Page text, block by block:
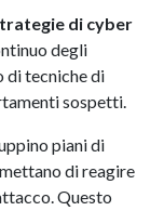
di cyber
degli
di tecniche di
sospetti.
piani di
di reagire
Questo